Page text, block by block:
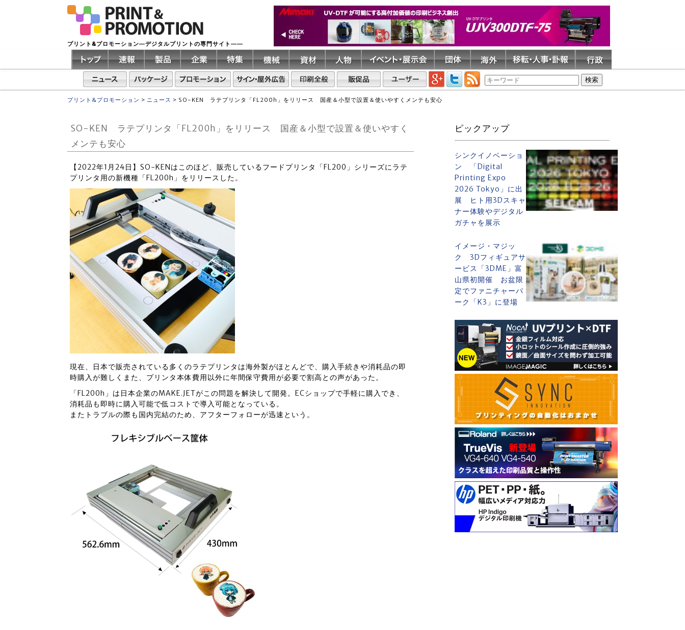
プリント&プロモーション―デジタルプリントの専門サイト――
プリント&プロモーション > ニュース > SO-KEN ラテプリンタ「FL200h」をリリース 国産＆小型で設置＆使いやすくメンテも安心
SO-KEN ラテプリンタ「FL200h」をリリース 国産＆小型で設置＆使いやすく
メンテも安心
【2022年1月24日】SO-KENはこのほど、販売しているフードプリンタ「FL200」シリーズにラテ
プリンタ用の新機種「FL200h」をリリースした。
現在、日本で販売されている多くのラテプリンタは海外製がほとんどで、購入手続きや消耗品の即
時購入が難しくまた、プリンタ本体費用以外に年間保守費用が必要で割高との声があった。
「FL200h」は日本企業のMAKE.JETがこの問題を解決して開発。ECショップで手軽に購入でき、
消耗品も即時に購入可能で低コストで導入可能となっている。
またトラブルの際も国内完結のため、アフターフォローが迅速という。
ピックアップ
シンクイノベーショ
ン 「Digital
Printing Expo
2026 Tokyo」に出
展 ヒト用3Dスキャ
ナー体験やデジタル
ガチャを展示
イメージ・マジッ
ク 3Dフィギュアサ
ービス「3DME」富
山県初開催 お盆限
定でファニチャーパ
ーク「K3」に登場